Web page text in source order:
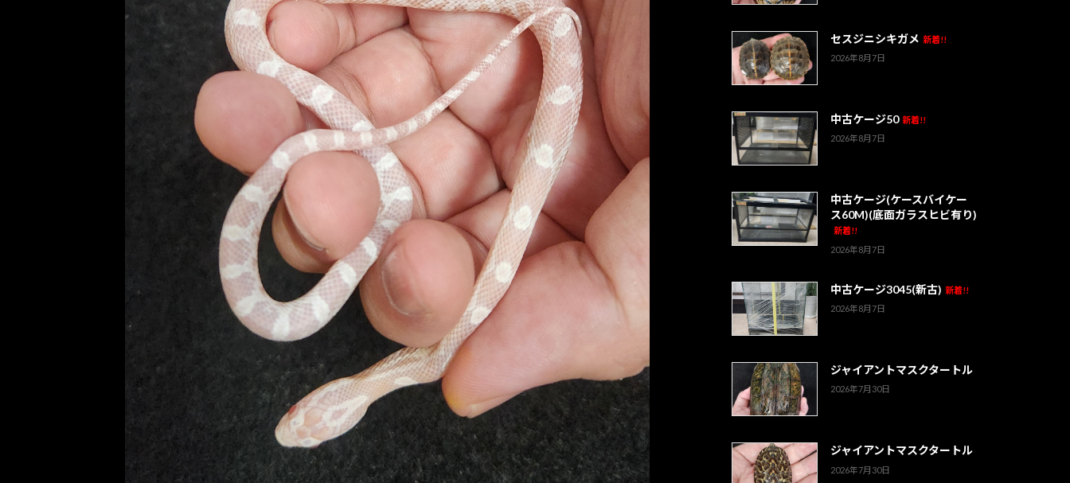
セスジニシキガメ 新着!!
2026年8月7日
中古ケージ50 新着!!
2026年8月7日
中古ケージ(ケースバイケー
ス60M)(底面ガラスヒビ有り)
新着!!
2026年8月7日
中古ケージ3045(新古) 新着!!
2026年8月7日
ジャイアントマスクタートル
2026年7月30日
ジャイアントマスクタートル
2026年7月30日